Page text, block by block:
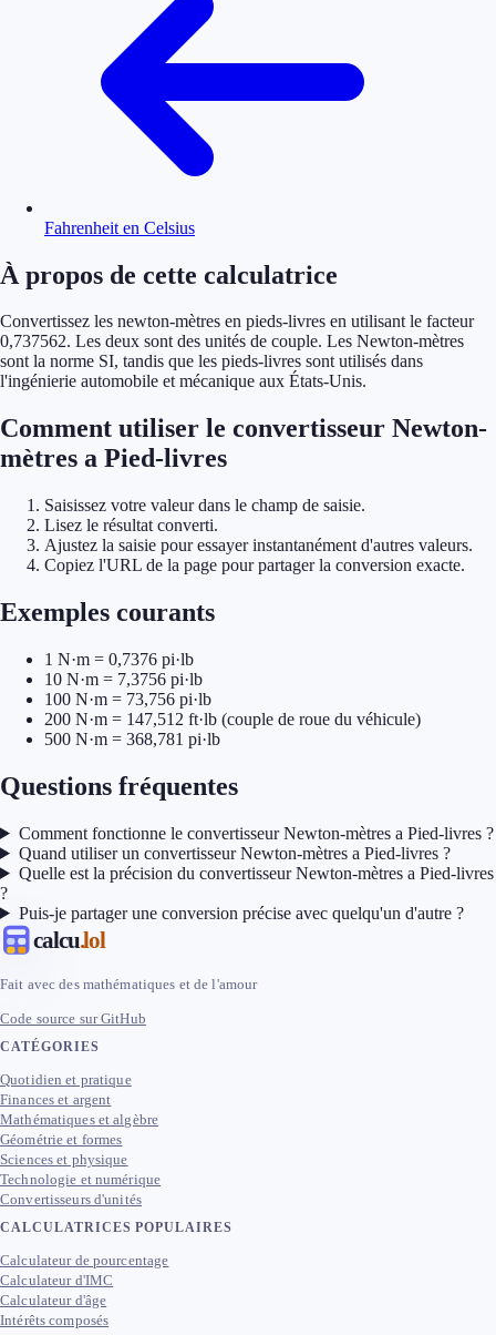
Fahrenheit en Celsius
À propos de cette calculatrice
Convertissez les newton-mètres en pieds-livres en utilisant le facteur
0,737562. Les deux sont des unités de couple. Les Newton-mètres
sont la norme SI, tandis que les pieds-livres sont utilisés dans
l'ingénierie automobile et mécanique aux États-Unis.
Comment utiliser le convertisseur Newton-
mètres a Pied-livres
Saisissez votre valeur dans le champ de saisie.
Lisez le résultat converti.
Ajustez la saisie pour essayer instantanément d'autres valeurs.
Copiez l'URL de la page pour partager la conversion exacte.
Exemples courants
1 N·m = 0,7376 pi·lb
10 N·m = 7,3756 pi·lb
100 N·m = 73,756 pi·lb
200 N·m = 147,512 ft·lb (couple de roue du véhicule)
500 N·m = 368,781 pi·lb
Questions fréquentes
Comment fonctionne le convertisseur Newton-mètres a Pied-livres ?
Quand utiliser un convertisseur Newton-mètres a Pied-livres ?
Quelle est la précision du convertisseur Newton-mètres a Pied-livres
?
Puis-je partager une conversion précise avec quelqu'un d'autre ?
calcu.lol
Fait avec des mathématiques et de l'amour
Code source sur GitHub
CATÉGORIES
Quotidien et pratique
Finances et argent
Mathématiques et algèbre
Géométrie et formes
Sciences et physique
Technologie et numérique
Convertisseurs d'unités
CALCULATRICES POPULAIRES
Calculateur de pourcentage
Calculateur d'IMC
Calculateur d'âge
Intérêts composés